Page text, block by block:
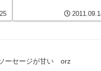
ーセージが甘い orz